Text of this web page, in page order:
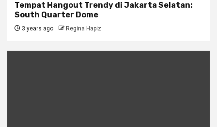
Tempat Hangout Trendy di Jakarta Selatan:
South Quarter Dome
3 years ago Regina Hapiz